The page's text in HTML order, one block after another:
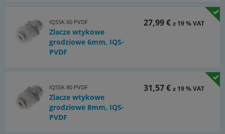
•Smary z aprobata FDA lub NSF/ANSI,
•Zastosowane tworzywa sztuczne posiadaja aprobate FDA,
lzejsze i tansze niz polaczenia wtykowe ze stali
nierdzewnej o wysokiej odpornosci chemicznej,
Dokumenty:
Strona katalogu Atlas 9 (strona 99x)
IQSSK 60 PVDF
Zlacze wtykowe
grodziowe 6mm, IQS-
PVDF
27,99 €z 19 % VAT
IQSSK 80 PVDF
Zlacze wtykowe
grodziowe 8mm, IQS-
PVDF
31,57 €z 19 % VAT